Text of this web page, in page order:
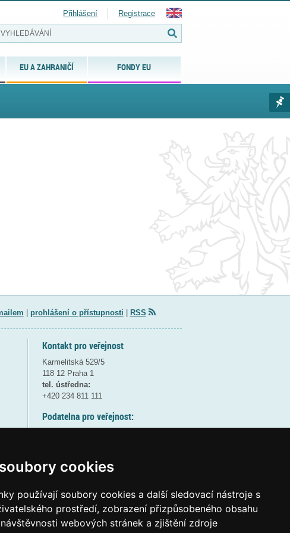
cookies
používají soubory cookies a další sledovací nástroje s
prostředí, zobrazení přizpůsobeného obsahu
webových stránek a zjištění zdroje
EU A ZAHRANIČÍ FONDY EU
Přihlášení Registrace
prohlášení o přístupnosti RSS
Kontakt pro veřejnost
Karmelitská 529/5
118 12 Praha 1
tel. ústředna:
+420 234 811 111
Podatelna pro veřejnost:
(více informací
Elektronická podatelna:
posta@msmtgov cz